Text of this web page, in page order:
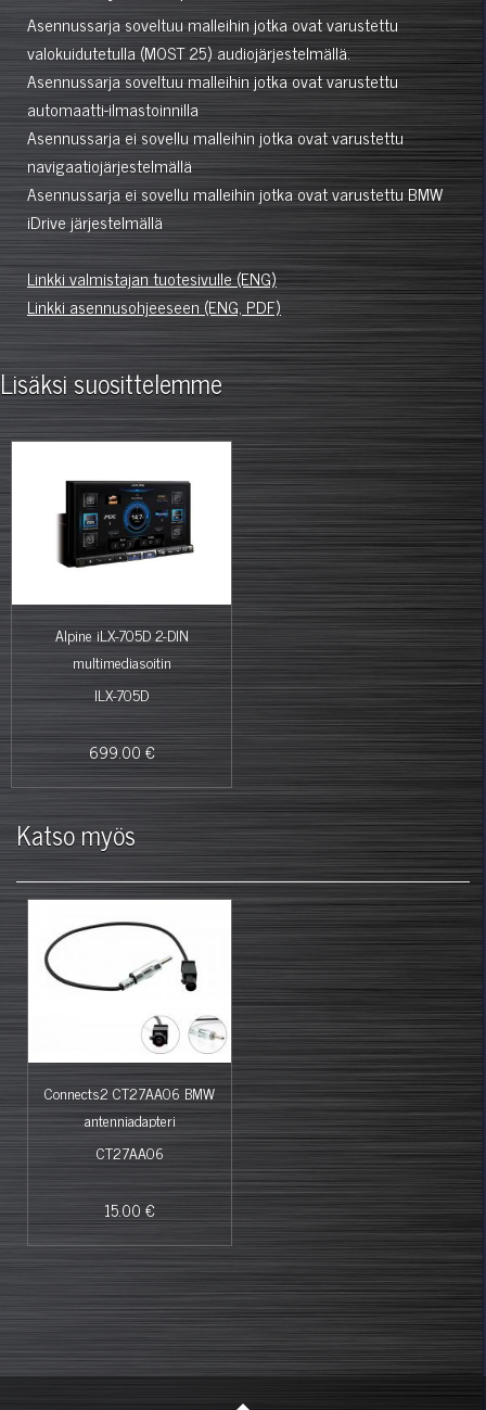
Asennussarja soveltuu malleihin jotka ovat varustettu
valokuidutetulla (MOST 25) audiojärjestelmällä.
Asennussarja soveltuu malleihin jotka ovat varustettu
automaatti-ilmastoinnilla
Asennussarja ei sovellu malleihin jotka ovat varustettu
navigaatiojärjestelmällä
Asennussarja ei sovellu malleihin jotka ovat varustettu BMW
iDrive järjestelmällä
Linkki valmistajan tuotesivulle (ENG)
Linkki asennusohjeeseen (ENG, PDF)
Lisäksi suosittelemme
Alpine iLX-705D 2-DIN
multimediasoitin
ILX-705D
699.00 €
Katso myös
Connects2 CT27AA06 BMW
antenniadapteri
CT27AA06
15.00 €